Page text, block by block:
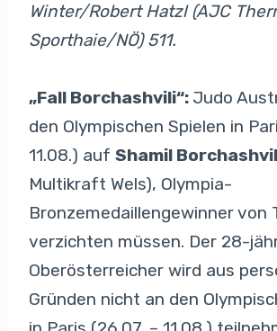
Winter/Robert Hatzl (AJC
Sporthaie/NÖ) 511.
„Fall Borchashvili“: Judo
den Olympischen Spielen in
11.08.) auf Shamil
Multikraft Wels), Olympia-
Bronzemedaillengewinner von
verzichten müssen. Der 28-
Oberösterreicher wird aus
Gründen nicht an den